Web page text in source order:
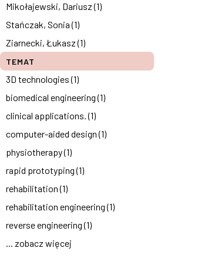
Mikołajewski, Dariusz (1)
Stańczak, Sonia (1)
Ziarnecki, Łukasz (1)
TEMAT
3D technologies (1)
biomedical engineering (1)
clinical applications. (1)
computer-aided design (1)
physiotherapy (1)
rapid prototyping (1)
rehabilitation (1)
rehabilitation engineering (1)
reverse engineering (1)
... zobacz więcej